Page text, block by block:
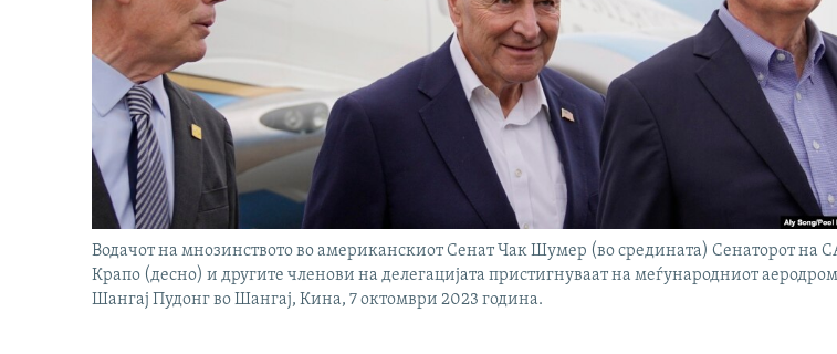
Водачот на мнозинството во американскиот Сенат Чак Шумер (во средината) Сенаторот на
Крапо (десно) и другите членови на делегацијата пристигнуваат на меѓународниот
Шангај Пудонг во Шангај, Кина, 7 октомври 2023 година.